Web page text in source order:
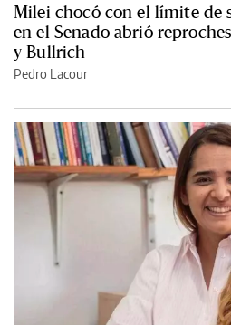
Milei chocó con el límite de
en el Senado abrió
y Bullrich
Pedro Lacour